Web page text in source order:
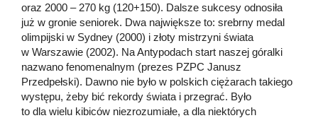
oraz 2000 – 270 kg (120+150). Dalsze sukcesy odnosiła
już w gronie seniorek. Dwa największe to: srebrny medal
olimpijski w Sydney (2000) i złoty mistrzyni świata
w Warszawie (2002). Na Antypodach start naszej góralki
nazwano fenomenalnym (prezes PZPC Janusz
Przedpełski). Dawno nie było w polskich ciężarach takiego
występu, żeby bić rekordy świata i przegrać. Było
to dla wielu kibiców niezrozumiałe, a dla niektórych